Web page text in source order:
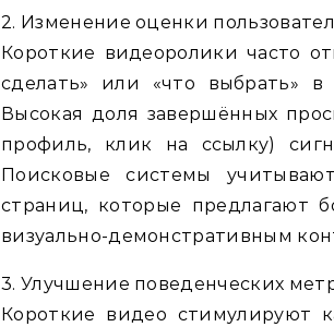
2. Изменение оценки
Короткие видеоролики часто
сделать» или «что выбрать»
Высокая доля завершённых
профиль, клик на ссылку)
Поисковые системы
страниц, которые предлагают
визуально-демонстративным
3. Улучшение поведенческих
Короткие видео стимулируют